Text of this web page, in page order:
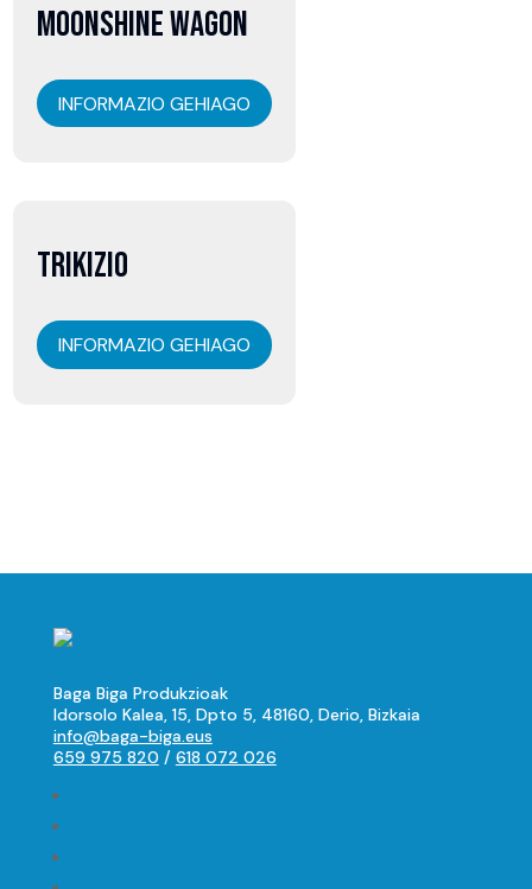
07
MOONSHINE WAGON
INFORMAZIO GEHIAGO
07
TRIKIZIO
INFORMAZIO GEHIAGO
Baga Biga Produkzioak
Idorsolo Kalea, 15, Dpto 5, 48160, Derio, Bizkaia
info@baga-biga.eus
659 975 820 / 618 072 026